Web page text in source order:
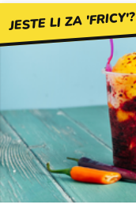
JESTE LI ZA 'FRICY'?